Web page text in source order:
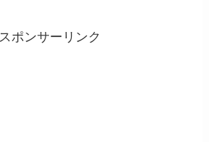
スポンサーリンク